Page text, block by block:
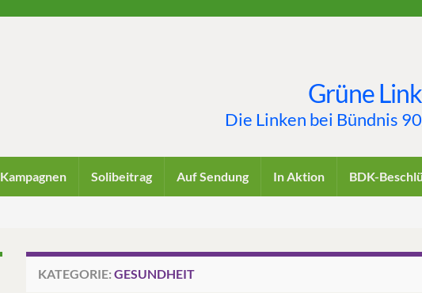
Grüne
Die Linken bei Bündnis
Kampagnen Solibeitrag Auf Sendung In Aktion BDK-
KATEGORIE: GESUNDHEIT